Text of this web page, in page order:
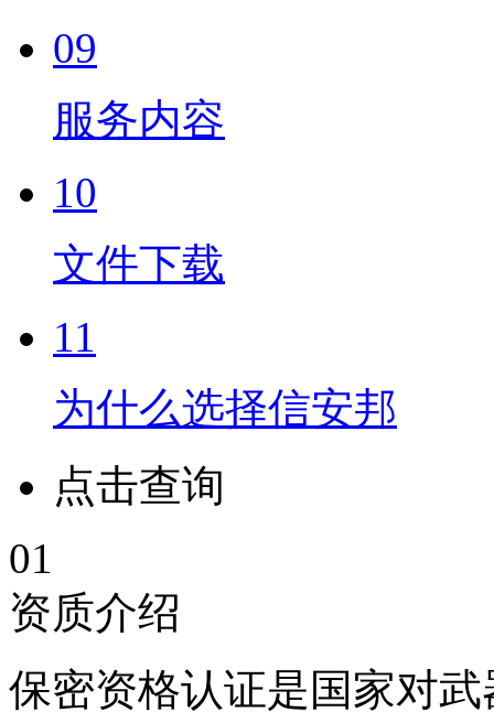
09
服务内容
10
文件下载
11
为什么选择信安邦
点击查询
01
资质介绍
保密资格认证是国家对